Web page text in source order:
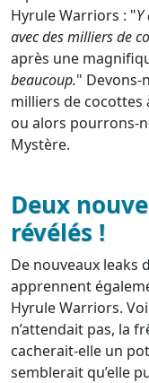
Hyrule Warriors : "
avec des milliers de
après une
beaucoup." Devons-
milliers de cocottes
ou alors pourrons-
Mystère.
Deux
révélés !
De nouveaux leaks
apprennent
Hyrule Warriors.
n’attendait pas, la
cacherait-elle un
semblerait qu’elle